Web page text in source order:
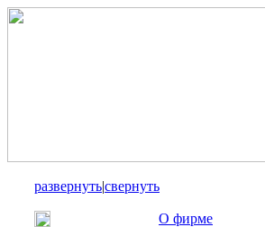
развернуть|свернуть
О фирме